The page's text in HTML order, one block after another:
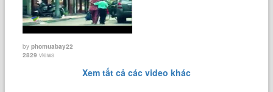
byphomuabay22
2829 views
Xem tất cả các video khác